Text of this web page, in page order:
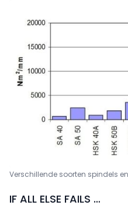
Verschillende soorten spindels
IF ALL ELSE FAILS …